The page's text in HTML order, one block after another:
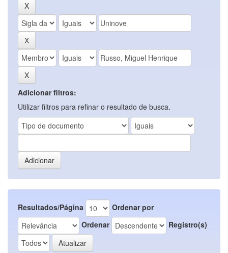
Adicionar filtros:
Utilizar filtros para refinar o resultado de busca.
Resultados/Página
Ordenar por
Ordenar
Registro(s)